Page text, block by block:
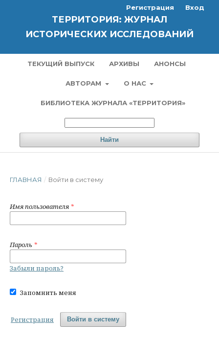
ТЕРРИТОРИЯ: ЖУРНАЛ
ИСТОРИЧЕСКИХ ИССЛЕДОВАНИЙ
ТЕКУЩИЙ ВЫПУСК АРХИВЫ АНОНСЫ
АВТОРАМ О НАС
БИБЛИОТЕКА ЖУРНАЛА «ТЕРРИТОРИЯ»
Найти
Регистрация Вход
ГЛАВНАЯ / Войти в систему
Имя пользователя *
Пароль *
Забыли пароль?
Запомнить меня
Войти в систему
Регистрация